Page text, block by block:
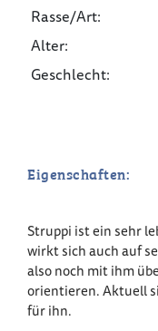
Rasse/Art:
Alter:
Geschlecht:
Eigenschaften:
Struppi ist ein sehr
wirkt sich auch auf
also noch mit ihm
orientieren. Aktuell
für ihn.